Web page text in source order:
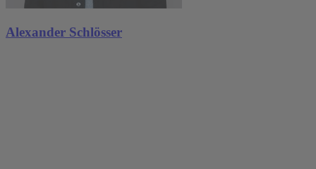
Alexander Schlösser